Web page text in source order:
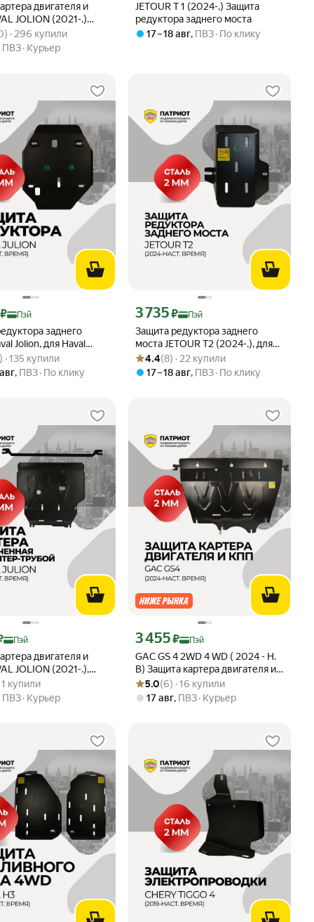
двигателя и
JOLION (2021-.)
/ Защита картера ,
для Haval Jolion,
4.9 из 5
· 296 купили
· 296 купили
ПВЗ Курьер
JETOUR T 1 (2024-.) Защита
редуктора заднего моста
17 – 18 авг, ПВЗ По клику
заднего
Jolion, для Haval
чёрная
Яндекс Пэй 4069 ₽ вместо
Пэй
4.9 из 5
· 135 купили
· 135 купили
, ПВЗ По клику
Защита редуктора заднего
моста JETOUR T2 (2024-.), для
JETOUR T2 (2024-.), сталь 2мм,
черная
Цена с картой Яндекс Пэй 3735 ₽ вместо
3 735₽ Пэй
Рейтинг товара: 4.4 из 5
Оценок: (8) · 22 купили
4.4(8) · 22 купили
17 – 18 авг, ПВЗ По клику
двигателя и
JOLION (2021-.),
увеличенная защита
(2021-.) (для
без пыльника
и авто собранных в
2 мм
Яндекс Пэй 5610 ₽ вместо
Пэй
3.0 из 5
· 1 купили
1 купили
ПВЗ Курьер
GAC GS 4 2WD 4 WD ( 2024 - Н.
В) Защита картера двигателя и
КПП
Цена с картой Яндекс Пэй 3455 ₽ вместо
3 455₽ Пэй
Рейтинг товара: 5.0 из 5
Оценок: (6) · 16 купили
5.0(6) · 16 купили
17 авг, ПВЗ Курьер